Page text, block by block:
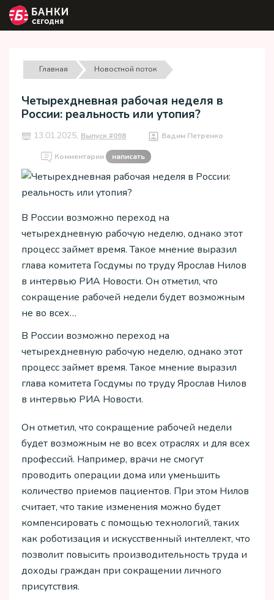
Главная Новостной поток
Четырехдневная рабочая неделя в
России: реальность или утопия?
13.01.2025, Выпуск #098 Вадим Петренко
Комментарии написать
В России возможно переход на
четырехдневную рабочую неделю, однако этот
процесс займет время. Такое мнение выразил
глава комитета Госдумы по труду Ярослав Нилов
в интервью РИА Новости. Он отметил, что
сокращение рабочей недели будет возможным
не во всех…
В России возможно переход на
четырехдневную рабочую неделю, однако этот
процесс займет время. Такое мнение выразил
глава комитета Госдумы по труду Ярослав Нилов
в интервью РИА Новости.
Он отметил, что сокращение рабочей недели
будет возможным не во всех отраслях и для всех
профессий. Например, врачи не смогут
проводить операции дома или уменьшить
количество приемов пациентов. При этом Нилов
считает, что такие изменения можно будет
компенсировать с помощью технологий, таких
как роботизация и искусственный интеллект, что
позволит повысить производительность труда и
доходы граждан при сокращении личного
присутствия.